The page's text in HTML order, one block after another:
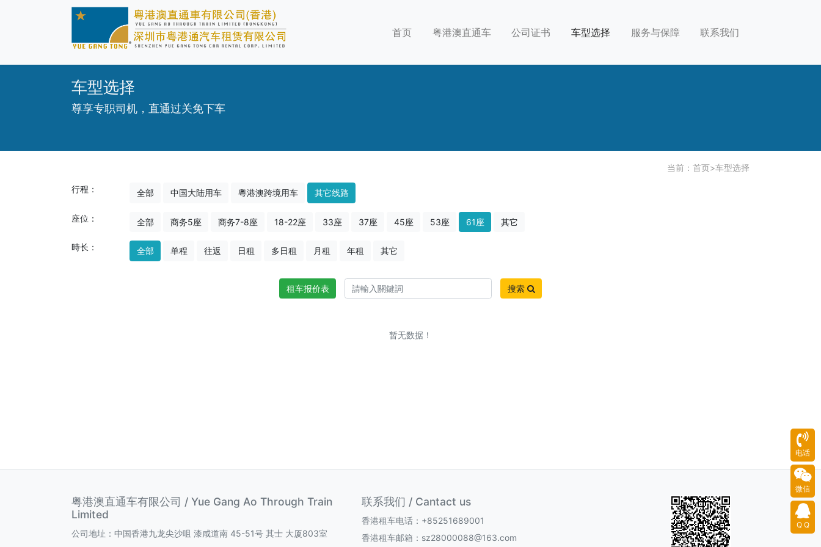
首页 粤港澳直通车 公司证书 车型选择 服务与保障 联系我们
车型选择
尊享专职司机，直通过关免下车
当前： 首页>车型选择
行程： 全部 中国大陆用车 粵港澳跨境用车 其它线路
座位： 全部 商务5座 商务7-8座 18-22座 33座 37座 45座 53座 61座 其它
時长： 全部 单程 往返 日租 多日租 月租 年租 其它
租车报价表 搜索
暂无数据！
粤港澳直通车有限公司 / Yue Gang Ao Through Train
Limited
公司地址：中国香港九龙尖沙咀 漆咸道南 45-51号 其士 大厦803室
联系我们 / Cantact us
香港租车电话：+85251689001
香港租车邮箱：sz28000088@163.com
电话
微信
Q Q